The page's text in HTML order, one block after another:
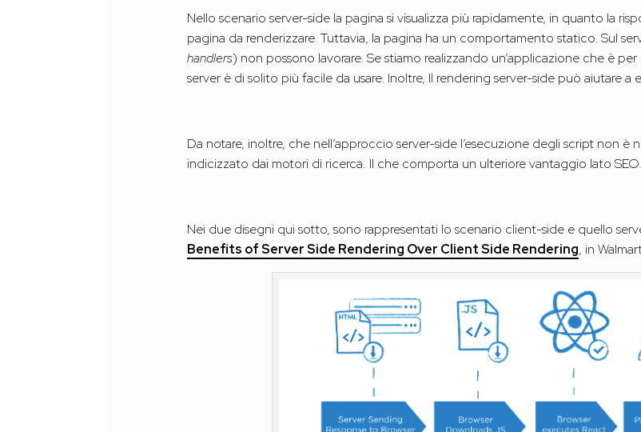
Nello scenario server-side la pagina si visualizza più rapidamente, in quanto la
pagina da renderizzare. Tuttavia, la pagina ha un comportamento statico. Sul
handlers) non possono lavorare. Se stiamo realizzando un’applicazione che è
server è di solito più facile da usare. Inoltre, Il rendering server-side può aiutare
Da notare, inoltre, che nell’approccio server-side l’esecuzione degli script non è
indicizzato dai motori di ricerca. Il che comporta un ulteriore vantaggio lato SEO.
Nei due disegni qui sotto, sono rappresentati lo scenario client-side e quello
Benefits of Server Side Rendering Over Client Side Rendering, in